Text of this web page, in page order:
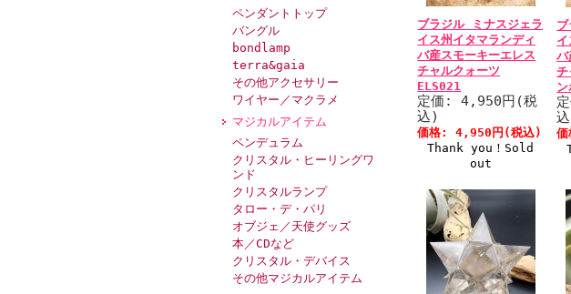
ペンダントトップ
バングル
bondlamp
terra&gaia
その他アクセサリー
ワイヤー／マクラメ
マジカルアイテム
ペンデュラム
クリスタル・ヒーリングワ
ンド
クリスタルランプ
タロー・デ・パリ
オブジェ／天使グッズ
本／CDなど
クリスタル・デバイス
その他マジカルアイテム
ブラジル ミナスジェラ
イス州イタマランディ
バ産スモーキーエレス
チャルクォーツ
ELS021
定価: 4,950円(税
込)
価格: 4,950円(税込)
Thank you！Sold
out
バ
チ